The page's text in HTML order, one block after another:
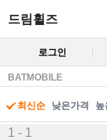
드림휠즈
로그인
BATMOBILE
최신순 낮은가격 높
1 - 1